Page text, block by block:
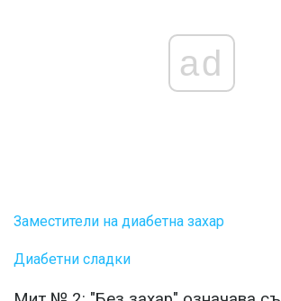
ad
Заместители на диабетна захар
Диабетни сладки